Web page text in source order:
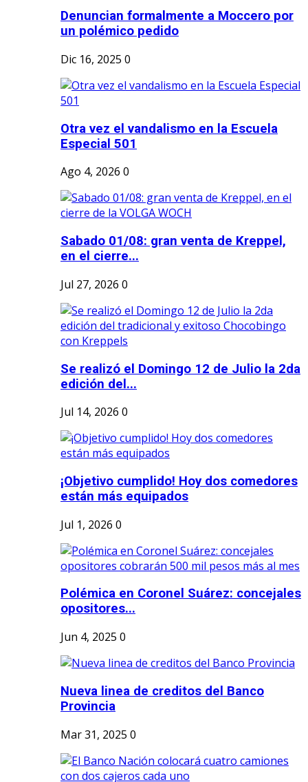
Denuncian formalmente a Moccero por
un polémico pedido
Dic 16, 2025 0
Otra vez el vandalismo en la Escuela
Especial 501
Ago 4, 2026 0
Sabado 01/08: gran venta de Kreppel,
en el cierre...
Jul 27, 2026 0
Se realizó el Domingo 12 de Julio la 2da
edición del...
Jul 14, 2026 0
¡Objetivo cumplido! Hoy dos comedores
están más equipados
Jul 1, 2026 0
Polémica en Coronel Suárez: concejales
opositores...
Jun 4, 2025 0
Nueva linea de creditos del Banco
Provincia
Mar 31, 2025 0